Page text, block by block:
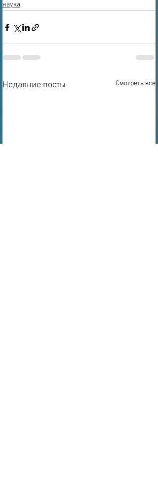
наука
Недавние посты Смотреть все